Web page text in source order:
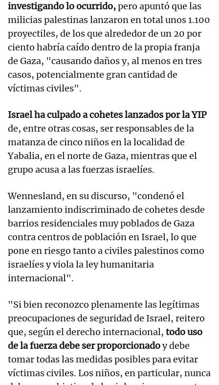
investigando lo ocurrido,pero apuntó que las
milicias palestinas lanzaron en total unos 1.100
proyectiles, de los que alrededor de un 20 por
ciento habría caído dentro de la propia franja
de Gaza, "causando daños y, al menos en tres
casos, potencialmente gran cantidad de
víctimas civiles".
Israel ha culpado a cohetes lanzados por la YIP
de, entre otras cosas, ser responsables de la
matanza de cinco niños en la localidad de
Yabalia, en el norte de Gaza, mientras que el
grupo acusa a las fuerzas israelíes.
Wennesland, en su discurso, "condenó el
lanzamiento indiscriminado de cohetes desde
barrios residenciales muy poblados de Gaza
contra centros de población en Israel, lo que
pone en riesgo tanto a civiles palestinos como
israelíes y viola la ley humanitaria
internacional".
"Si bien reconozco plenamente las legítimas
preocupaciones de seguridad de Israel, reitero
que, según el derecho internacional, todo uso
de la fuerza debe ser proporcionadoy debe
tomar todas las medidas posibles para evitar
víctimas civiles. Los niños, en particular, nunca